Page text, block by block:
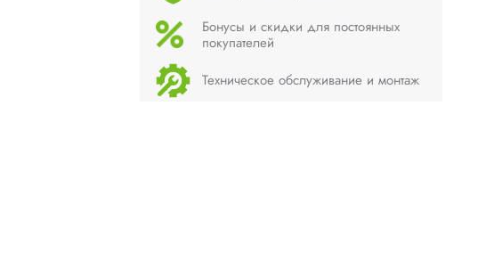
Бонусы и скидки для постоянных
покупателей
Техническое обслуживание и монтаж